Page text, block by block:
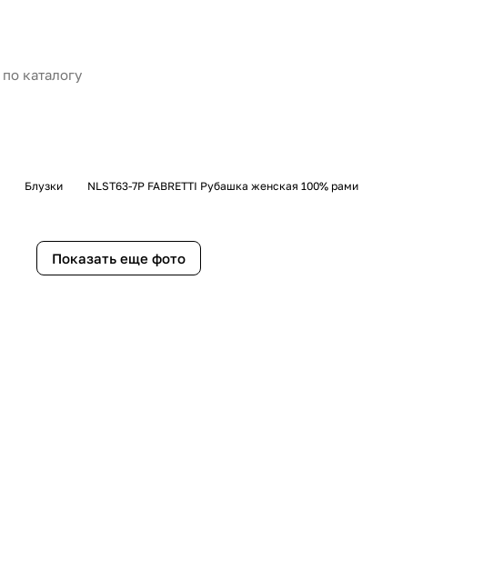
Блузки NLST63-7P FABRETTI Рубашка женская 100% рами
Показать еще фото